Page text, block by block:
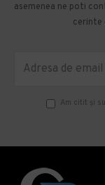
asemenea ne poti
cerinte
Am citit şi